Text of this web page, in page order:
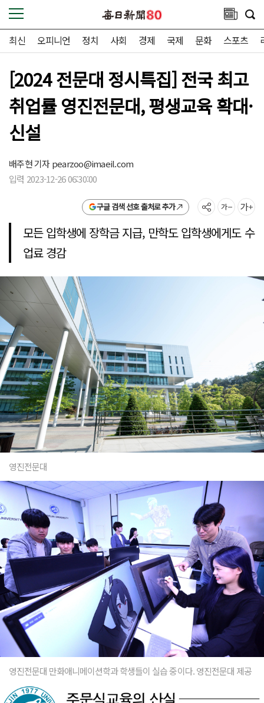
최신 오피니언 정치 사회 경제 국제 문화 스포츠
[2024 전문대 정시특집] 전국 최고
취업률 영진전문대, 평생교육 확대·
신설
배주현 기자pearzoo@imaeil.com
입력 2023-12-26 06:30:00
구글 검색 선호 출처로 추가
모든 입학생에 장학금 지급, 만학도 입학생에게도 수
업료 경감
영진전문대
영진전문대 만화애니메이션학과 학생들이 실습 중이다. 영진전문대 제공